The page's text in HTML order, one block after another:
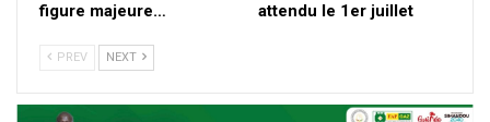
figure majeure…
attendu le 1er juillet
PREV NEXT